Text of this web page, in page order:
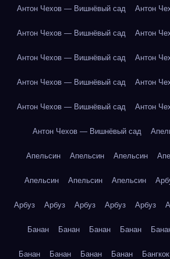
Антон Чехов — Вишнёвый сад Антон
Антон Чехов — Вишнёвый сад Антон
Антон Чехов — Вишнёвый сад Антон
Антон Чехов — Вишнёвый сад Антон
Антон Чехов — Вишнёвый сад Антон
Антон Чехов — Вишнёвый сад
Апельсин Апельсин Апельсин
Апельсин Апельсин Апельсин
Арбуз Арбуз Арбуз Арбуз Арбуз
Банан Банан Банан Банан
Банан Банан Банан Банан Бангкок